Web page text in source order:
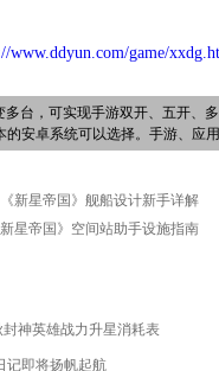
www.ddyun.com/game/
台，可实现手游双开、五开、
的安卓系统可以选择。手游、应
新星帝国》舰船设计新手详解
星帝国》空间站助手设施指南
神英雄战力升星消耗表
记即将扬帆起航